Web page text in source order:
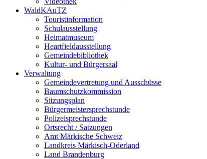
WaldKAuTZ
Touristinformation
Schulausstellung
Heimatmuseum
Heartfieldausstellung
Gemeindebibliothek
Kultur- und Bürgersaal
Verwaltung
Gemeindevertretung und Ausschüsse
Baumschutzkommission
Sitzungsplan
Bürgermeistersprechstunde
Polizeisprechstunde
Ortsrecht / Satzungen
Amt Märkische Schweiz
Landkreis Märkisch-Oderland
Land Brandenburg